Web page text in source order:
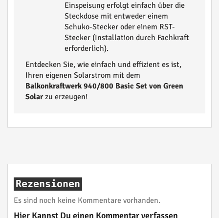
Einspeisung erfolgt einfach über die
Steckdose mit entweder einem
Schuko-Stecker oder einem RST-
Stecker (Installation durch Fachkraft
erforderlich).
Entdecken Sie, wie einfach und effizient es ist,
Ihren eigenen Solarstrom mit dem
Balkonkraftwerk 940/800 Basic Set von Green
Solarzu erzeugen!
Rezensionen
Es sind noch keine Kommentare vorhanden.
Hier Kannst Du einen Kommentar verfassen